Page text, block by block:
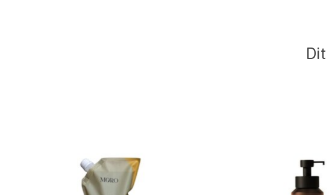
Dit